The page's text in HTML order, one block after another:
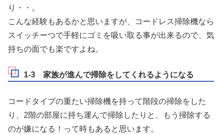
り・・。
こんな経験もあるかと思いますが、コードレス掃除機なら
スイッチーつで手軽にゴミを吸い取る事が出来るので、気
持ちの面でも楽ですよね。
1-3 家族が進んで掃除をしてくれるようになる
コードタイプの重たい掃除機を持って階段の掃除をした
り、2階の部屋に持ち運んで掃除したりと、もう掃除する
のが嫌になる！って時もあると思います。